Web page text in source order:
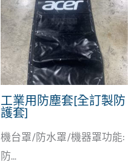
工業用防塵套[全訂製防
護套]
機台罩/防水罩/機器罩功能:
防...